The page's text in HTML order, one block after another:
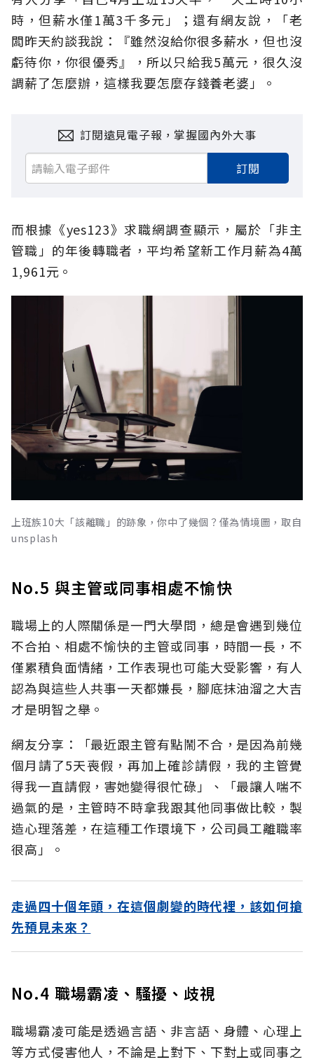
時，但薪水僅1萬3千多元」；還有網友說，「老
闆昨天約談我說：『雖然沒給你很多薪水，但也沒
虧待你，你很優秀』，所以只給我5萬元，很久沒
調薪了怎麼辦，這樣我要怎麼存錢養老婆」。
訂閱遠見電子報，掌握國內外大事
訂閱
而根據《yes123》求職網調查顯示，屬於「非主
管職」的年後轉職者，平均希望新工作月薪為4萬
1,961元。
上班族10大「該離職」的跡象，你中了幾個？僅為情境圖，取自
unsplash
No.5 與主管或同事相處不愉快
職場上的人際關係是一門大學問，總是會遇到幾位
不合拍、相處不愉快的主管或同事，時間一長，不
僅累積負面情緒，工作表現也可能大受影響，有人
認為與這些人共事一天都嫌長，腳底抹油溜之大吉
才是明智之舉。
網友分享：「最近跟主管有點鬧不合，是因為前幾
個月請了5天喪假，再加上確診請假，我的主管覺
得我一直請假，害她變得很忙碌」、「最讓人喘不
過氣的是，主管時不時拿我跟其他同事做比較，製
造心理落差，在這種工作環境下，公司員工離職率
很高」。
走過四十個年頭，在這個劇變的時代裡，該如何搶
先預見未來？
No.4 職場霸凌、騷擾、歧視
職場霸凌可能是透過言語、非言語、身體、心理上
等方式侵害他人，不論是上對下、下對上或同事之